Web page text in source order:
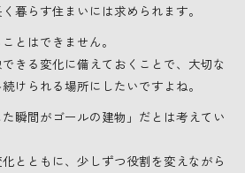
暮らす住まいには求められます。
とはできません。
きる変化に備えておくことで、大切な
けられる場所にしたいですよね。
瞬間がゴールの建物」だとは考えてい
とともに、少しずつ役割を変えながら